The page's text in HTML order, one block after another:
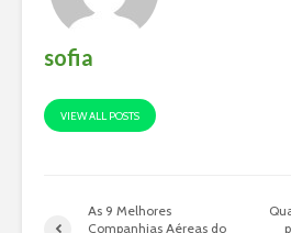
sofia
VIEW ALL POSTS
As 9 Melhores
Companhias Aéreas do